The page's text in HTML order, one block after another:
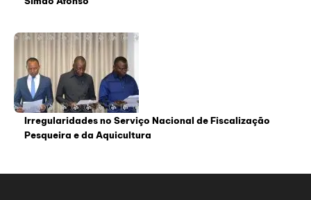
Irregularidades no Serviço Nacional de Fiscalização
Pesqueira e da Aquicultura